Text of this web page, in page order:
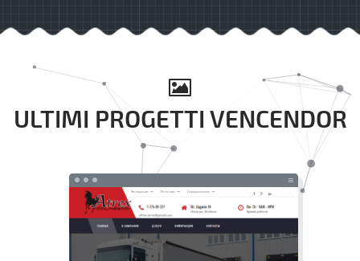
ULTIMI PROGETTI VENCENDOR